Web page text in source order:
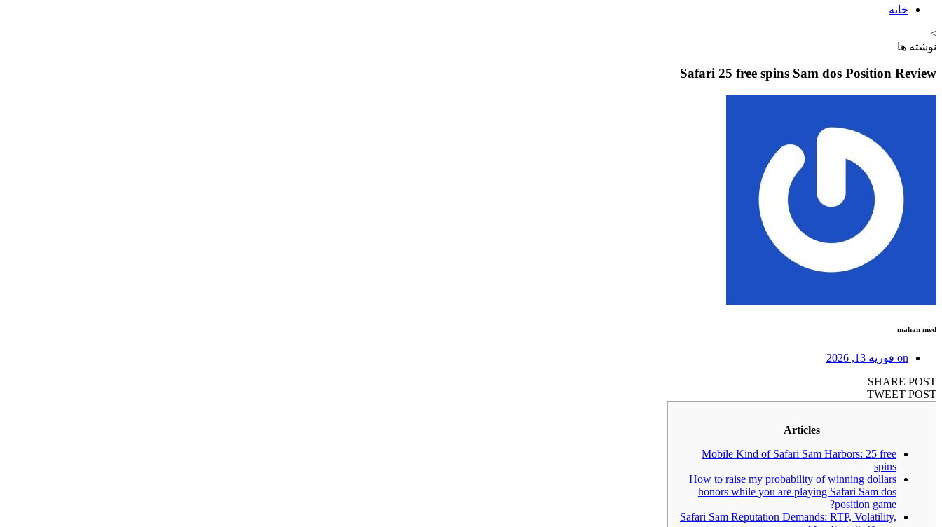
خانه
>
نوشته ها
Safari 25 free spins Sam dos Position Review
mahan med
on فوریه 13, 2026
SHARE POST
TWEET POST
Articles
Mobile Kind of Safari Sam Harbors: 25 free
spins
How to raise my probability of winning dollars
honors while you are playing Safari Sam dos
position game?
Safari Sam Reputation Demands: RTP, Volatility,